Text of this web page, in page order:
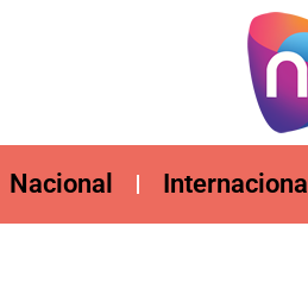
Nacional Internacional